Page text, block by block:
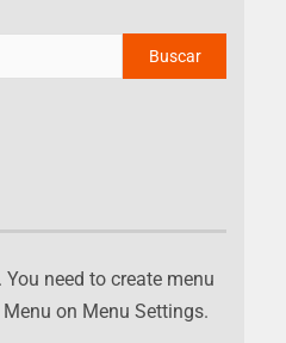
need to create menu
on Menu Settings.